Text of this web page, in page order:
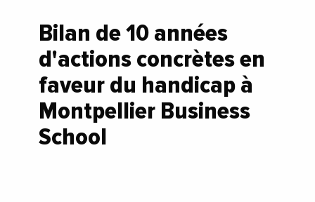
Bilan de 10 années
d'actions concrètes en
faveur du handicap à
Montpellier Business
School